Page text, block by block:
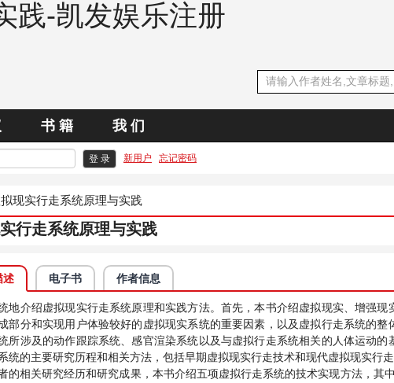
践-凯发娱乐注册
书 籍 我 们
新用户 忘记密码
拟现实行走系统原理与实践
行走系统原理与实践
述 电子书 作者信息
地介绍虚拟现实行走系统原理和实践方法。首先，本书介绍虚拟现实、增强
部分和实现用户体验较好的虚拟现实系统的重要因素，以及虚拟行走系统的
所涉及的动作跟踪系统、感官渲染系统以及与虚拟行走系统相关的人体运动
统的主要研究历程和相关方法，包括早期虚拟现实行走技术和现代虚拟现实行走
的相关研究经历和研究成果，本书介绍五项虚拟行走系统的技术实现方法，其